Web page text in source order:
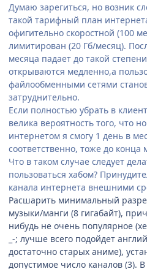
Думаю зарегиться, но возник
такой тарифный план
офигительно скоростной (100
лимитирован (20 Гб/месяц).
месяца падает до такой
открываются медленно,а
файлообменными сетями
затруднительно.
Если полностью убрать в
велика вероятность того, что
интернетом я смогу 1 день в
соответственно, тоже до конца
Что в таком случае следует
пользоваться хабом?
канала интернета внешними
Расшарить минимальный
музыки/манги (8 гигабайт),
нибудь не очень популярное
_-; лучше всего подойдет
достаточно старых аниме),
допустимое число каналов (3).